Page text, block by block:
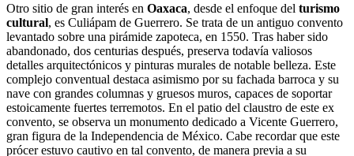
Otro sitio de gran interés en Oaxaca, desde el enfoque del turismo
cultural, es Culiápam de Guerrero. Se trata de un antiguo convento
levantado sobre una pirámide zapoteca, en 1550. Tras haber sido
abandonado, dos centurias después, preserva todavía valiosos
detalles arquitectónicos y pinturas murales de notable belleza. Este
complejo conventual destaca asimismo por su fachada barroca y su
nave con grandes columnas y gruesos muros, capaces de soportar
estoicamente fuertes terremotos. En el patio del claustro de este ex
convento, se observa un monumento dedicado a Vicente Guerrero,
gran figura de la Independencia de México. Cabe recordar que este
prócer estuvo cautivo en tal convento, de manera previa a su